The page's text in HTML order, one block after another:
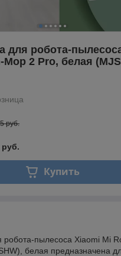
для робота-
2 Pro, белая
руб.
руб.
Купить
робота-пылесоса Xiaomi Mi
белая предназначена